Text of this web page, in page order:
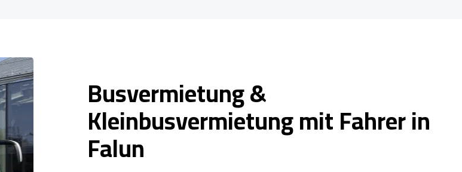
Busvermietung &
Kleinbusvermietung mit Fahrer in
Falun